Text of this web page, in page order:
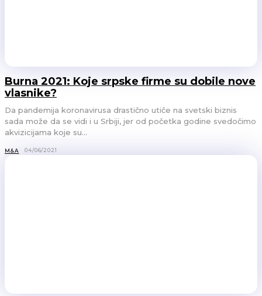
Burna 2021: Koje srpske firme su dobile nove
vlasnike?
Da pandemija koronavirusa drastično utiče na svetski biznis
sada može da se vidi i u Srbiji, jer od početka godine svedočimo
akvizicijama koje su...
M&A 04/06/2021